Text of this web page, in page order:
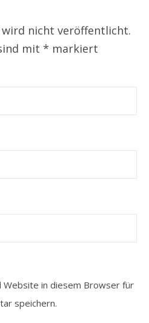
wird nicht veröffentlicht.
mit * markiert
Website in diesem Browser für
speichern.